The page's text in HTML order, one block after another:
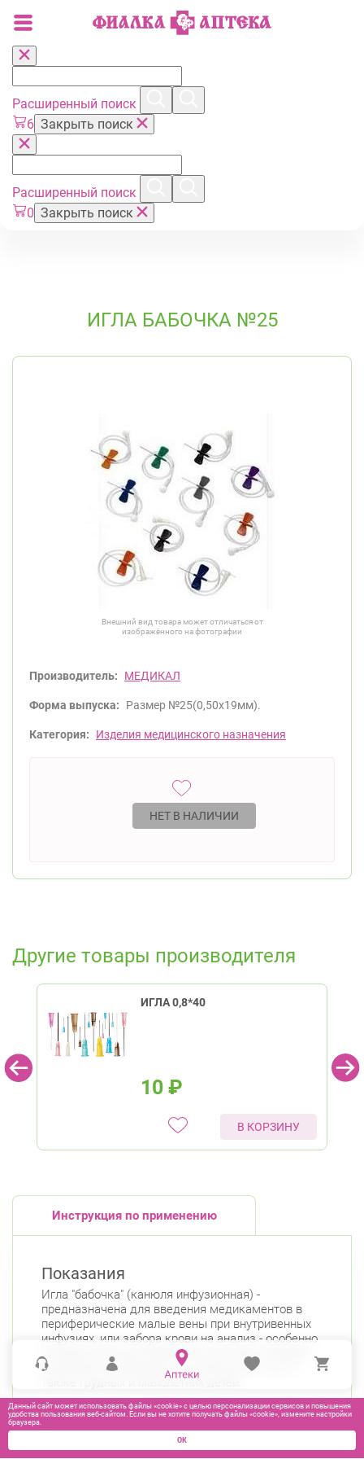
Расширенный поиск
6 Закрыть поиск
Расширенный поиск
0 Закрыть поиск
ИГЛА БАБОЧКА №25
Внешний вид товара может отличаться от
изображённого на фотографии
Производитель: МЕДИКАЛ
Форма выпуска: Размер №25(0,50x19мм).
Категория: Изделия медицинского назначения
НЕТ В НАЛИЧИИ
Другие товары производителя
ИГЛА 0,8*40
10 ₽
В КОРЗИНУ
Инструкция по применению
Показания
Игла "бабочка" (канюля инфузионная) -
предназначена для введения медикаментов в
периферические малые вены при внутривенных
инфузиях, или забора крови на анализ - особенно
у пациентов в нестабильном состоянии (невроз,
опьянение, возбудимость, эпилепсия и т.д.), а
также грудных и малолетних детей.
Данный сайт может использовать файлы «cookie» с целью персонализации сервисов и повышения
удобства пользования веб-сайтом. Если вы не хотите получать файлы «cookie», измените настройки
браузера.
ОК